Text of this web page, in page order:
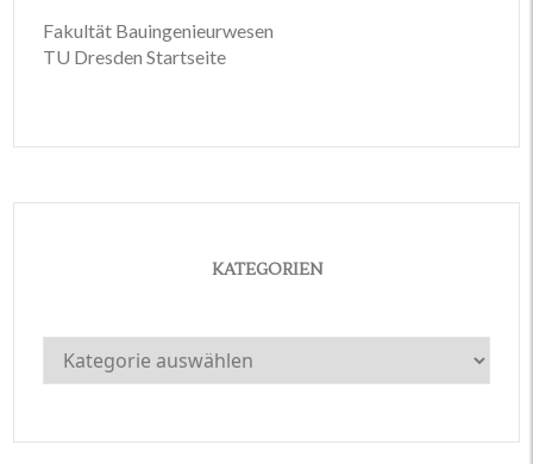
Fakultät Bauingenieurwesen
TU Dresden Startseite
KATEGORIEN
Kategorien